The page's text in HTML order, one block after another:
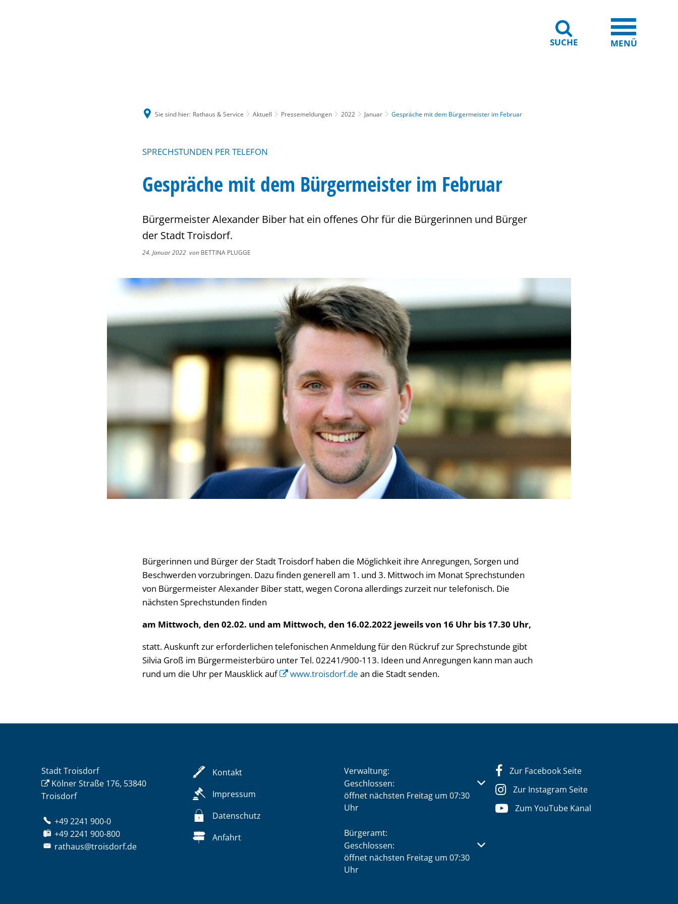
SUCHE MENÜ
Sie sind hier: Rathaus & Service Aktuell Pressemeldungen 2022 Januar Gespräche mit dem Bürgermeister im Februar
SPRECHSTUNDEN PER TELEFON
Gespräche mit dem Bürgermeister im Februar
Bürgermeister Alexander Biber hat ein offenes Ohr für die Bürgerinnen und Bürger
der Stadt Troisdorf.
24. Januar 2022 von BETTINA PLUGGE
Bürgerinnen und Bürger der Stadt Troisdorf haben die Möglichkeit ihre Anregungen, Sorgen und
Beschwerden vorzubringen. Dazu finden generell am 1. und 3. Mittwoch im Monat Sprechstunden
von Bürgermeister Alexander Biber statt, wegen Corona allerdings zurzeit nur telefonisch. Die
nächsten Sprechstunden finden
am Mittwoch, den 02.02. und am Mittwoch, den 16.02.2022 jeweils von 16 Uhr bis 17.30 Uhr,
statt. Auskunft zur erforderlichen telefonischen Anmeldung für den Rückruf zur Sprechstunde gibt
Silvia Groß im Bürgermeisterbüro unter Tel. 02241/900-113. Ideen und Anregungen kann man auch
rund um die Uhr per Mausklick auf
www.troisdorf.de an die Stadt senden.
Stadt Troisdorf
Kölner Straße 176, 53840
Troisdorf
+49 2241 900-0
+49 2241 900-800
rathaus@troisdorf.de
Kontakt
Impressum
Datenschutz
Anfahrt
Verwaltung:
Klicken, um weitere Öffnungs- oder Schließzeiten auszublenden
Geschlossen:
öffnet nächsten Freitag um 07:30
Uhr
Bürgeramt:
Klicken, um weitere Öffnungs- oder Schließzeiten auszublenden
Geschlossen:
öffnet nächsten Freitag um 07:30
Uhr
Zur Facebook Seite
Zur Instagram Seite
Zum YouTube Kanal